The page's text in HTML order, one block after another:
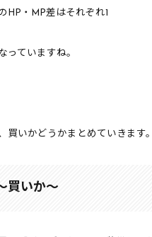
HP・MP差はそれぞれ1
っていますね。
買いかどうかまとめていきます。
買いか～